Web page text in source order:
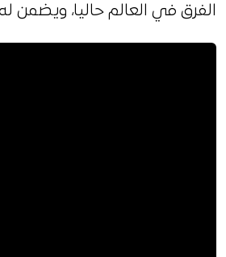
الفرق في العالم حاليا، ويضمن له